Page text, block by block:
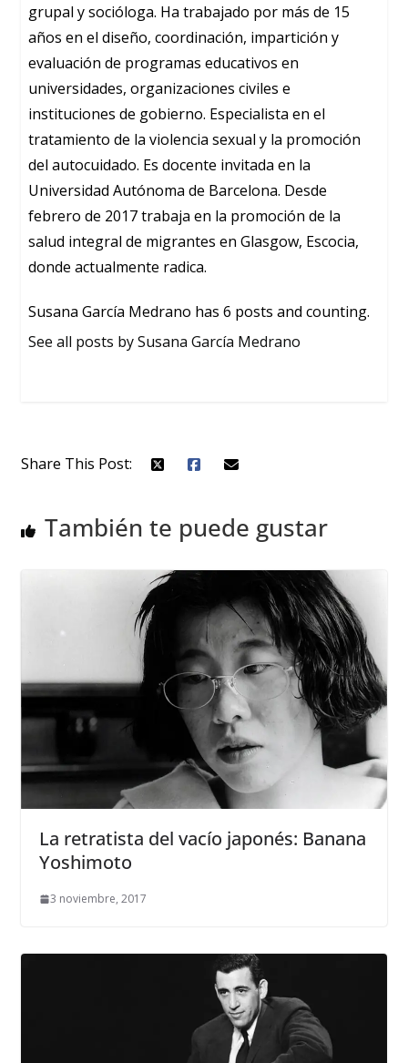
grupal y socióloga. Ha trabajado por más de 15
años en el diseño, coordinación, impartición y
evaluación de programas educativos en
universidades, organizaciones civiles e
instituciones de gobierno. Especialista en el
tratamiento de la violencia sexual y la promoción
del autocuidado. Es docente invitada en la
Universidad Autónoma de Barcelona. Desde
febrero de 2017 trabaja en la promoción de la
salud integral de migrantes en Glasgow, Escocia,
donde actualmente radica.
Susana García Medrano has 6 posts and counting.
See all posts by Susana García Medrano
Share This Post:
También te puede gustar
La retratista del vacío japonés: Banana
Yoshimoto
3 noviembre, 2017